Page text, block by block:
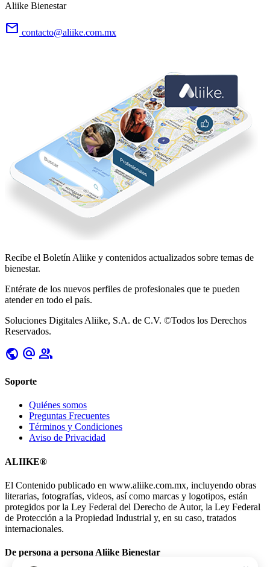
Aliike Bienestar
email contacto@aliike.com.mx
Recibe el Boletín Aliike y contenidos actualizados sobre temas de
bienestar.
Entérate de los nuevos perfiles de profesionales que te pueden
atender en todo el país.
Soluciones Digitales Aliike, S.A. de C.V. ©Todos los Derechos
Reservados.
public alternate_email group
Soporte
Quiénes somos
Preguntas Frecuentes
Términos y Condiciones
Aviso de Privacidad
ALIIKE®
El Contenido publicado en www.aliike.com.mx, incluyendo obras
literarias, fotografías, videos, así como marcas y logotipos, están
protegidos por la Ley Federal del Derecho de Autor, la Ley Federal
de Protección a la Propiedad Industrial y, en su caso, tratados
internacionales.
De persona a persona Aliike Bienestar